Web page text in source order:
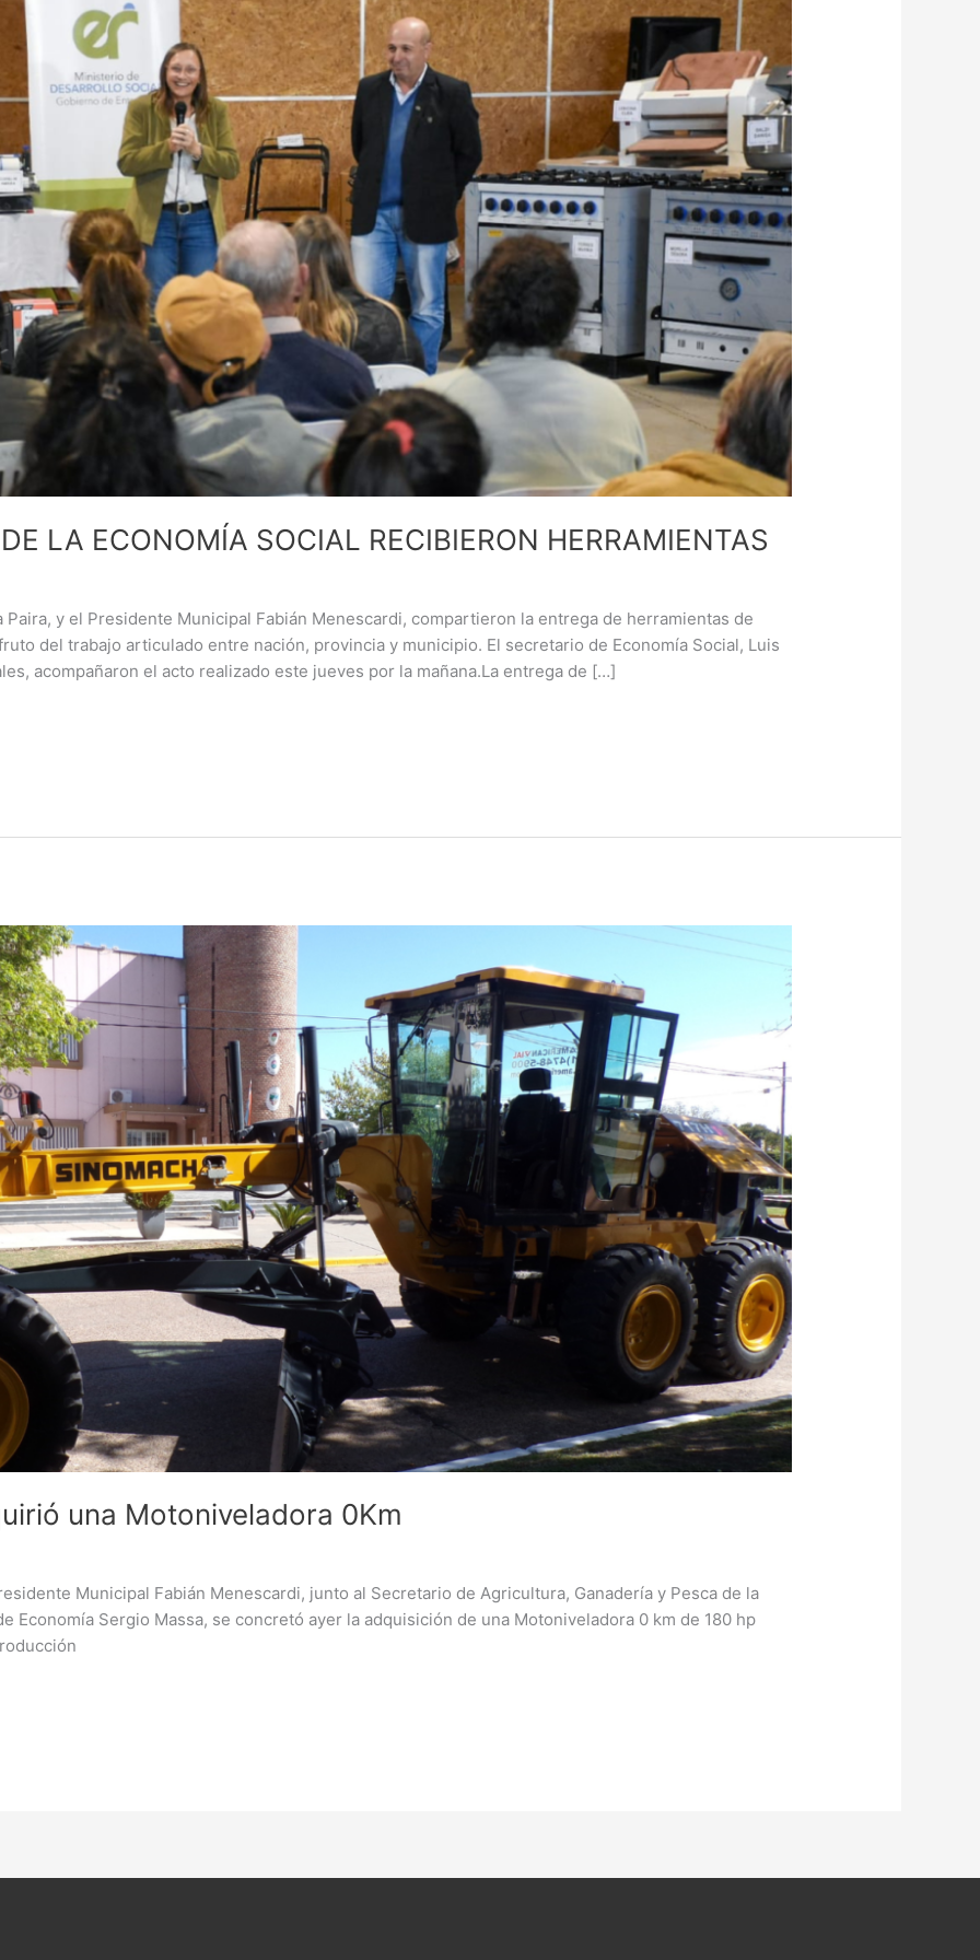
LA ECONOMÍA SOCIAL RECIBIERON HERRAMIENTAS
y el Presidente Municipal Fabián Menescardi, compartieron la entrega de herramientas de
del trabajo articulado entre nación, provincia y municipio. El secretario de Economía Social, Luis
acompañaron el acto realizado este jueves por la mañana.La entrega de […]
una Motoniveladora 0Km
Municipal Fabián Menescardi, junto al Secretario de Agricultura, Ganadería y Pesca de la
Economía Sergio Massa, se concretó ayer la adquisición de una Motoniveladora 0 km de 180 hp